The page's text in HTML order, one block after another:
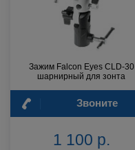
Зажим Falcon Eyes CLD-30
шарнирный для зонта
Звоните
1 100 р.